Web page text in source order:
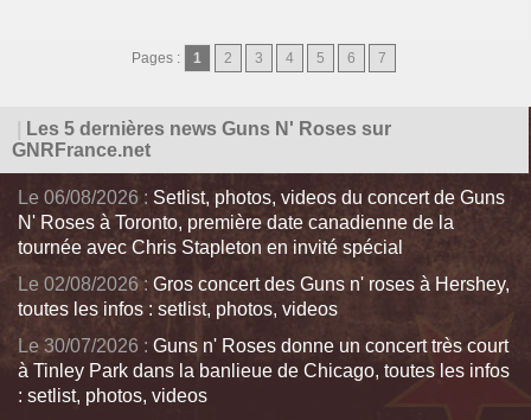
Pages : 1 2 3 4 5 6 7
Les 5 dernières news Guns N' Roses sur
GNRFrance.net
Le 06/08/2026 : Setlist, photos, videos du concert de Guns
N' Roses à Toronto, première date canadienne de la
tournée avec Chris Stapleton en invité spécial
Le 02/08/2026 : Gros concert des Guns n' roses à Hershey,
toutes les infos : setlist, photos, videos
Le 30/07/2026 : Guns n' Roses donne un concert très court
à Tinley Park dans la banlieue de Chicago, toutes les infos
: setlist, photos, videos